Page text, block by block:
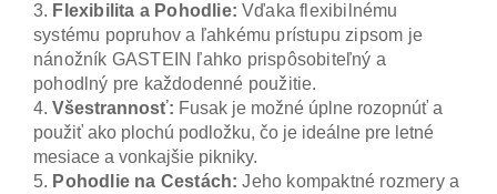
3. Flexibilita a Pohodlie: Vďaka flexibilnému
systému popruhov a ľahkému prístupu zipsom je
nánožník GASTEIN ľahko prispôsobiteľný a
pohodlný pre každodenné použitie.
4. Všestrannosť: Fusak je možné úplne rozopnúť a
použiť ako plochú podložku, čo je ideálne pre letné
mesiace a vonkajšie pikniky.
5. Pohodlie na Cestách: Jeho kompaktné rozmery a